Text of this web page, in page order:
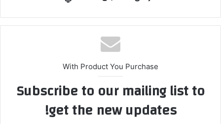
With Product You Purchase
Subscribe to our mailing list to
get the new updates!